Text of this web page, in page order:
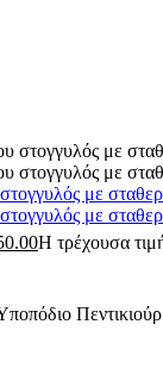
με
με
Η τρέχουσα